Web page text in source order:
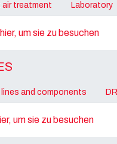
air treatment Laboratory
um sie zu besuchen
and components
um sie zu besuchen